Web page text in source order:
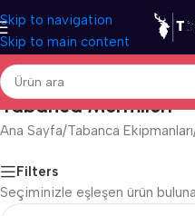
Skip to navigation
Skip to main content
Tabanca Mermileri
Ana Sayfa/Tabanca Ekipmanları
Filters
Seçiminizle eşleşen ürün